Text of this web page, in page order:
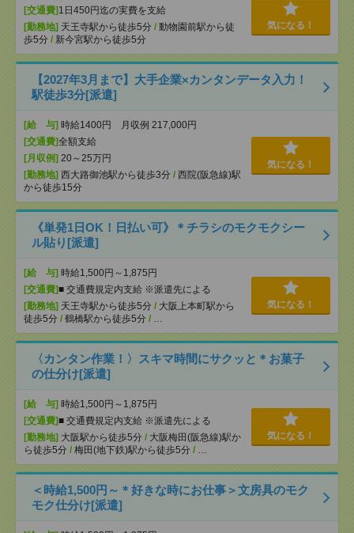
[交通費] 1日450円迄の実費を支給
[勤務地] 天王寺駅から徒歩5分 / 動物園前駅から徒
歩5分 / 新今宮駅から徒歩5分
気になる！
【2027年3月まで】大手企業×カンタンデータ入力！
駅徒歩3分[派遣]
[給 与] 時給1400円 月収例 217,000円
[交通費]全額支給
[月収例] 20～25万円
[勤務地] 西大路御池駅から徒歩3分 / 西院(阪急線)駅
から徒歩15分
気になる！
《単発1日OK！日払い可》＊チラシのモクモクシー
ル貼り[派遣]
[給 与] 時給1,500円～1,875円
[交通費]■ 交通費規定内支給 ※派遣先による
[勤務地] 天王寺駅から徒歩5分 / 大阪上本町駅から
徒歩5分 / 鶴橋駅から徒歩5分 / …
気になる！
〈カンタン作業！〉スキマ時間にサクッと＊お菓子
の仕分け[派遣]
[給 与] 時給1,500円～1,875円
[交通費]■ 交通費規定内支給 ※派遣先による
[勤務地] 大阪駅から徒歩5分 / 大阪梅田(阪急線)駅か
ら徒歩5分 / 梅田(地下鉄)駅から徒歩5分 / …
気になる！
＜時給1,500円～＊好きな時にお仕事＞文房具のモク
モク仕分け[派遣]